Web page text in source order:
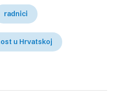
radnici
u Hrvatskoj